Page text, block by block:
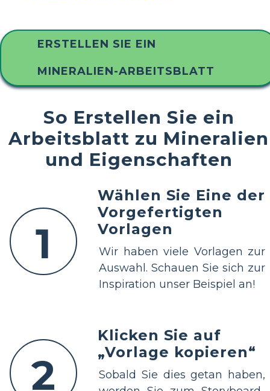
ERSTELLEN SIE EIN
MINERALIEN-ARBEITSBLATT
So Erstellen Sie ein
Arbeitsblatt zu Mineralien
und Eigenschaften
1
Wählen Sie Eine der
Vorgefertigten
Vorlagen
Wir haben viele Vorlagen zur
Auswahl. Schauen Sie sich zur
Inspiration unser Beispiel an!
2
Klicken Sie auf
„Vorlage kopieren“
Sobald Sie dies getan haben,